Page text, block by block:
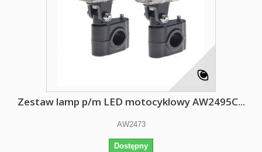
Zestaw lamp p/m LED motocyklowy AW2495C...
AW2473
Dostępny